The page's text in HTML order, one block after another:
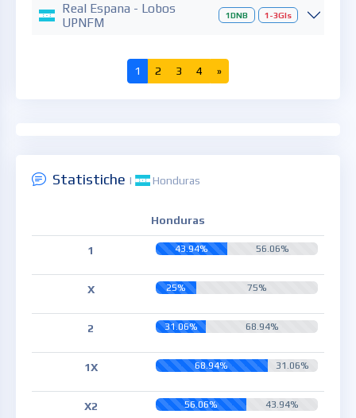
Real Espana - Lobos
UPNFM
1DNB 1-3Gls
1 2 3 4 »
Statistiche | Honduras
Honduras
1 43.94% 56.06%
X 25% 75%
2 31.06% 68.94%
1X 68.94% 31.06%
X2 56.06% 43.94%